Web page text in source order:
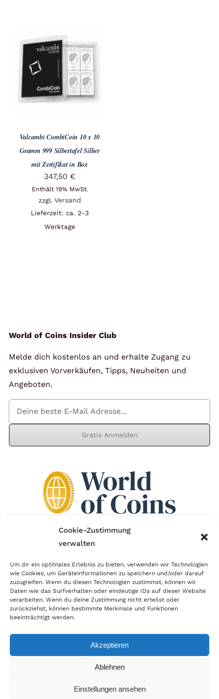
Cookie-Zustimmung
verwalten
Um dir ein optimales Erlebnis zu bieten, verwenden wir Technologien
wie Cookies, um Geräteinformationen zu speichern und/oder darauf
zuzugreifen. Wenn du diesen Technologien zustimmst, können wir
Daten wie das Surfverhalten oder eindeutige IDs auf dieser Website
verarbeiten. Wenn du deine Zustimmung nicht erteilst oder
zurückziehst, können bestimmte Merkmale und Funktionen
beeinträchtigt werden.
Akzeptieren
Ablehnen
Einstellungen ansehen
Valcambi CombiCoin 10 x 10
Gramm 999 Silbertafel Silber
mit Zertifikat in Box
347,50 €
Enthält 19% MwSt.
zzgl. Versand
Lieferzeit: ca. 2-3
Werktage
World of Coins Insider Club
Melde dich kostenlos an und erhalte Zugang zu
exklusiven Vorverkäufen, Tipps, Neuheiten und
Angeboten.
Gratis Anmelden
Der Händlerbund setzt sich für sicheren und
erfolgreichen E-Commerce ein. Auch wir sind wie
viele Onlineshops im Netz Mitglied im Händlerbund
und unterstützen fairen Onlinehandel.
Widerruf|Zahlung & Versand